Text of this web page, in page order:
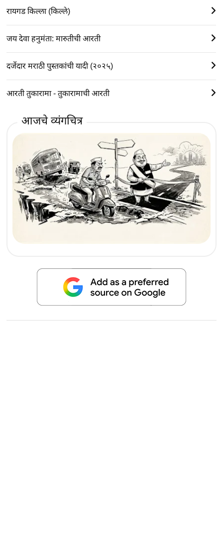
रायगड किल्ला (किल्ले)
जय देवा हनुमंता: मारुतीची आरती
दर्जेदार मराठी पुस्तकांची यादी (२०२५)
आरती तुकारामा - तुकारामाची आरती
आजचे व्यंगचित्र